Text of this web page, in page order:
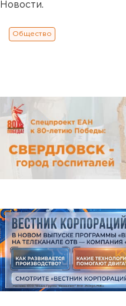
Новости.
Общество